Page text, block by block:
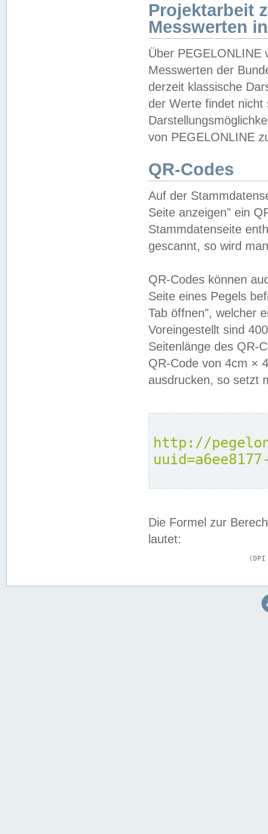
Projektarbeit
Messwerten
Über PEGELONLINE
Messwerten der
derzeit klassische
der Werte findet
von PEGELONLINE
QR-Codes
Auf der
Seite anzeigen" ein
Stammdatenseite
gescannt, so wird
QR-Codes können
Seite eines Pegels
Tab öffnen", welcher
Voreingestellt sind
Seitenlänge des QR-
QR-Code von 4cm ×
ausdrucken, so setzt
http://
Die Formel zur
lautet: